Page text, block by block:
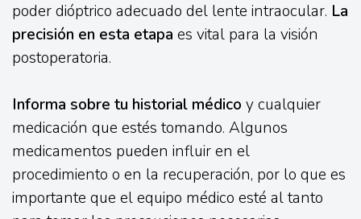
poder dióptrico adecuado del lente intraocular. La
precisión en esta etapa es vital para la visión
postoperatoria.
Informa sobre tu historial médico y cualquier
medicación que estés tomando. Algunos
medicamentos pueden influir en el
procedimiento o en la recuperación, por lo que es
importante que el equipo médico esté al tanto